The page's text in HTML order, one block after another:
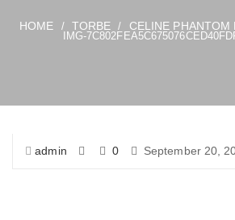
HOME / TORBE / CELINE PHANTOM
IMG-
admin 0 September 20,